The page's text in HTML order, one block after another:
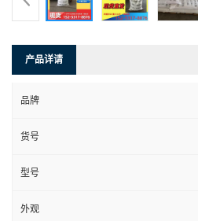
产品详请
品牌
货号
型号
外观